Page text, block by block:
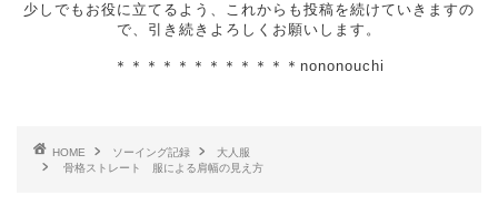
少しでもお役に立てるよう、これからも投稿を続けていきますの
で、引き続きよろしくお願いします。
＊＊＊＊＊＊＊＊＊＊＊＊nononouchi
HOME ソーイング記録
大人服
骨格ストレート 服による肩幅の見え方